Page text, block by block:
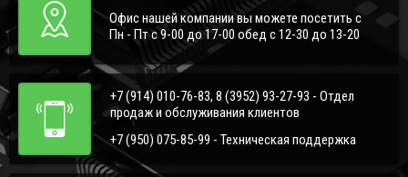
Офис нашей компании вы можете посетить с
Пн - Пт с 9-00 до 17-00 обед с 12-30 до 13-20
+7 (914) 010-76-83, 8 (3952) 93-27-93 - Отдел
продаж и обслуживания клиентов
+7 (950) 075-85-99 - Техническая поддержка